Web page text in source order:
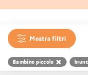
Mostra filtri
Bambino piccolo